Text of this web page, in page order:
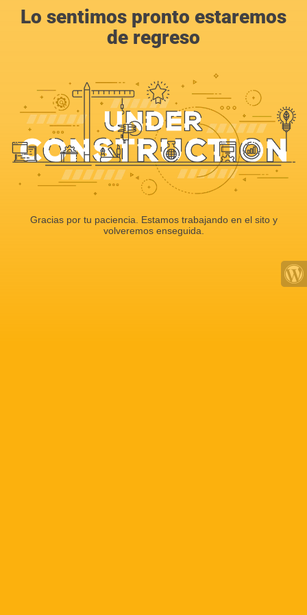
Lo sentimos pronto estaremos
de regreso
Gracias por tu paciencia. Estamos trabajando en el sito y
volveremos enseguida.